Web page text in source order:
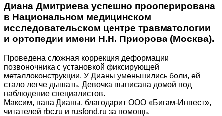
Диана Дмитриева успешно прооперирована
в Национальном медицинском
исследовательском центре травматологии
и ортопедии имени Н.Н. Приорова (Москва).
Проведена сложная коррекция деформации
позвоночника с установкой фиксирующей
металлоконструкции. У Дианы уменьшились боли, ей
стало легче дышать. Девочка выписана домой под
наблюдение специалистов.
Максим, папа Дианы, благодарит ООО «Бигам-Инвест»,
читателей rbc.ru и rusfond.ru за помощь.